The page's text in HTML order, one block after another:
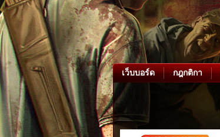
เว็บบอร์ด กฎกติกา